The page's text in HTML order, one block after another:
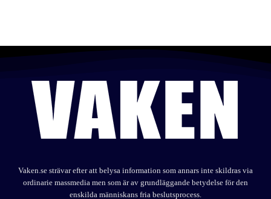
Vaken.se strävar efter att belysa information som annars inte skildras via
ordinarie massmedia men som är av grundläggande betydelse för den
enskilda människans fria beslutsprocess.